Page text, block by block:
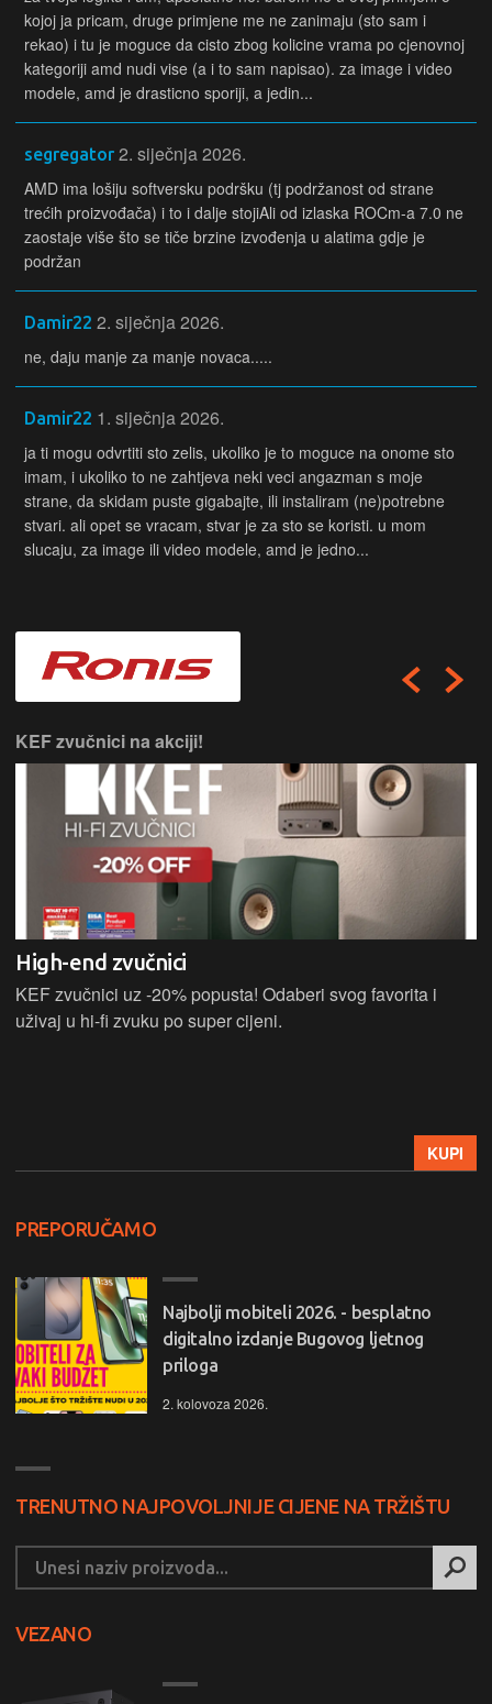
kojoj ja pricam, druge primjene me ne zanimaju (sto sam i
rekao) i tu je moguce da cisto zbog kolicine vrama po cjenovnoj
kategoriji amd nudi vise (a i to sam napisao). za image i video
modele, amd je drasticno sporiji, a jedin...
segregator 2. siječnja 2026.
AMD ima lošiju softversku podršku (tj podržanost od strane
trećih proizvođača) i to i dalje stojiAli od izlaska ROCm-a 7.0 ne
zaostaje više što se tiče brzine izvođenja u alatima gdje je
podržan
Damir22 2. siječnja 2026.
ne, daju manje za manje novaca.....
Damir22 1. siječnja 2026.
ja ti mogu odvrtiti sto zelis, ukoliko je to moguce na onome sto
imam, i ukoliko to ne zahtjeva neki veci angazman s moje
strane, da skidam puste gigabajte, ili instaliram (ne)potrebne
stvari. ali opet se vracam, stvar je za sto se koristi. u mom
slucaju, za image ili video modele, amd je jedno...
KEF zvučnici na akciji!
High-end zvučnici
KEF zvučnici uz -20% popusta! Odaberi svog favorita i
uživaj u hi-fi zvuku po super cijeni.
KUPI
PREPORUČAMO
Najbolji mobiteli 2026. - besplatno
digitalno izdanje Bugovog ljetnog
priloga
2. kolovoza 2026.
TRENUTNO NAJPOVOLJNIJE CIJENE NA TRŽIŠTU
VEZANO